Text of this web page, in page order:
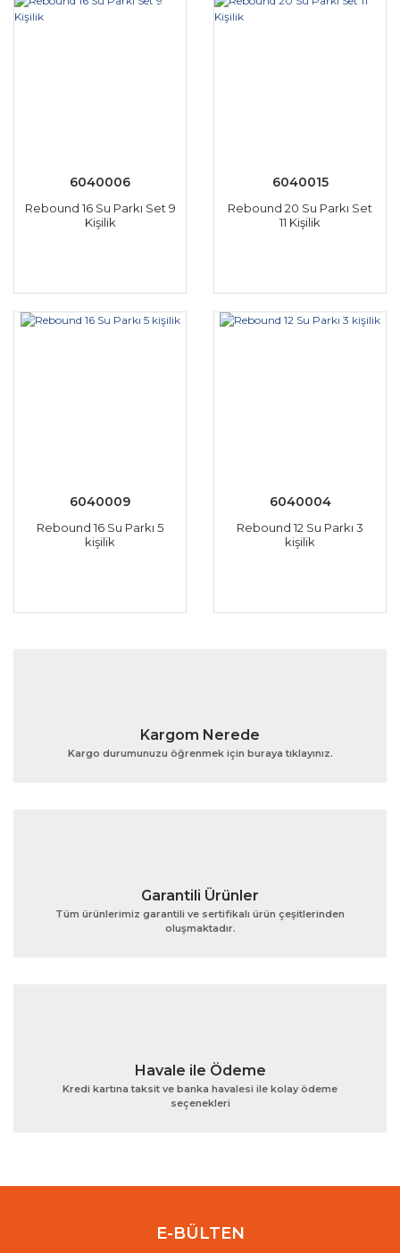
6040006
Rebound 16 Su Parkı Set 9
Kişilik
6040015
Rebound 20 Su Parkı Set
11 Kişilik
6040009
Rebound 16 Su Parkı 5
kişilik
6040004
Rebound 12 Su Parkı 3
kişilik
Kargom Nerede
Kargo durumunuzu öğrenmek için buraya tıklayınız.
Garantili Ürünler
Tüm ürünlerimiz garantili ve sertifikalı ürün çeşitlerinden
oluşmaktadır.
Havale ile Ödeme
Kredi kartına taksit ve banka havalesi ile kolay ödeme
seçenekleri
E-BÜLTEN